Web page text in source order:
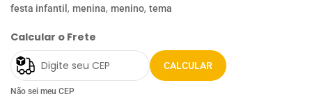
festa infantil , menina, menino, tema
Calcular o Frete
CALCULAR
Não sei meu CEP